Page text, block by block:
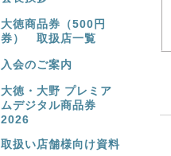
大徳商品券（500円
券） 取扱店一覧
入会のご案内
大徳・大野 プレミア
ムデジタル商品券
2026
取扱い店舗様向け資料